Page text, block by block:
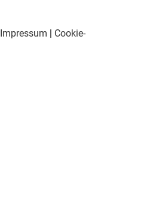
Impressum | Cookie-